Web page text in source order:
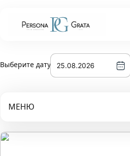
Выберите дату
МЕНЮ